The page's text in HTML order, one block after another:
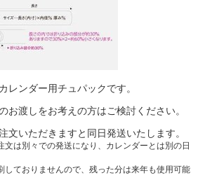
レンダー用チュパックです。
お渡しをお考えの方はご検討ください。
文いただきますと同日発送いたします。
文は別々での発送になり、カレンダーとは別の日
しておりませんので、残った分は来年も使用可能